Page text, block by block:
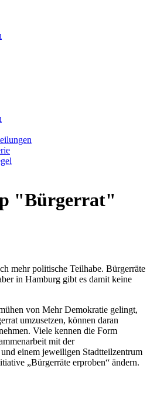
"Bürgerrat"
mehr politische Teilhabe. Bürgerräte
in Hamburg gibt es damit keine
von Mehr Demokratie gelingt,
umzusetzen, können daran
Viele kennen die Form
mit der
einem jeweiligen Stadtteilzentrum
„Bürgerräte erproben“ ändern.